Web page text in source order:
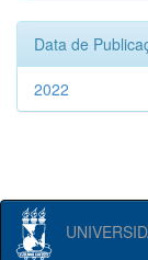
Data de
2022